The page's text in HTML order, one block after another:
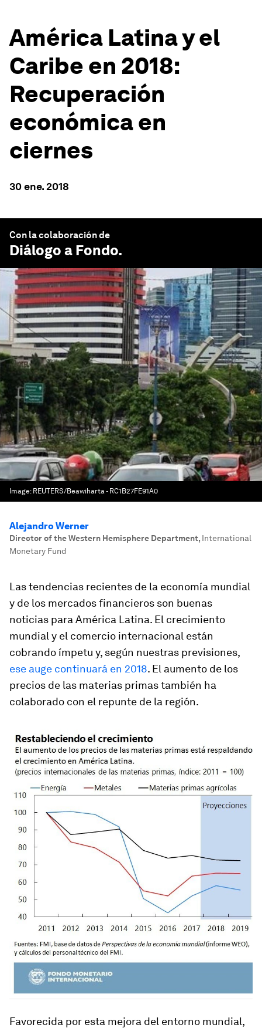
América Latina y el
Caribe en 2018:
Recuperación
económica en
ciernes
30 ene. 2018
Con la colaboración de
Diálogo a Fondo.
Image: REUTERS/Beawiharta - RC1B27FE91A0
Alejandro Werner
Director of the Western Hemisphere Department, International
Monetary Fund
Las tendencias recientes de la economía mundial
y de los mercados financieros son buenas
noticias para América Latina. El crecimiento
mundial y el comercio internacional están
cobrando ímpetu y, según nuestras previsiones,
ese auge continuará en 2018. El aumento de los
precios de las materias primas también ha
colaborado con el repunte de la región.
Favorecida por esta mejora del entorno mundial,